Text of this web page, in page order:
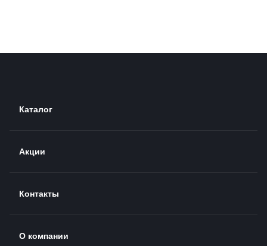
Каталог
Акции
Контакты
О компании